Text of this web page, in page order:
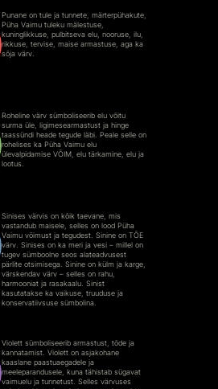
Punane on tule ja tunnete, märterpühakute,
Püha Vaimu tuleku mälestuse,
kuninglikkuse, pulbitseva elu, nooruse, ilu,
rikkuse, tervise, maise armastuse, aga ka
sõja värv.
Roheline värv sümboliseerib elu võitu
surma üle, ligimesearmastust ja hinge
taassündi heade tegude läbi. Peale selle on
rohelises ka Püha Vaimu elu
ülevalpidamise VÕIM, elu tärkamine, elu ja
lootus.
Sinises värvis on kõik taevane, mis
vastandub maisele, selles on lood Püha
Vaimu võimust ja tegudest. Sinine on TÕE
värv. Sinises on ka meri ja vesi – millel on
tugev sümboolne seos alateadvusest
pärlite otsimisega. Sinine on külm ja karge,
värskendav värv – selles on rahu,
harmooniat ja rasakaalu. Sinist
kasutatakse ka vaikuse, truuduse ja
konservatiivsuse sümbolina.
Violett sümboliseerib armastust, tõde ja
kannatamist. Violett on asjakohane
kaaslane paastuaegadele ja
meeleparandusele, kuna tähistab sügavat
vaimuelu ja tunnetust. Selles värvuses